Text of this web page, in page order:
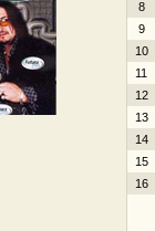
8
9
10
11
12
13
14
15
16